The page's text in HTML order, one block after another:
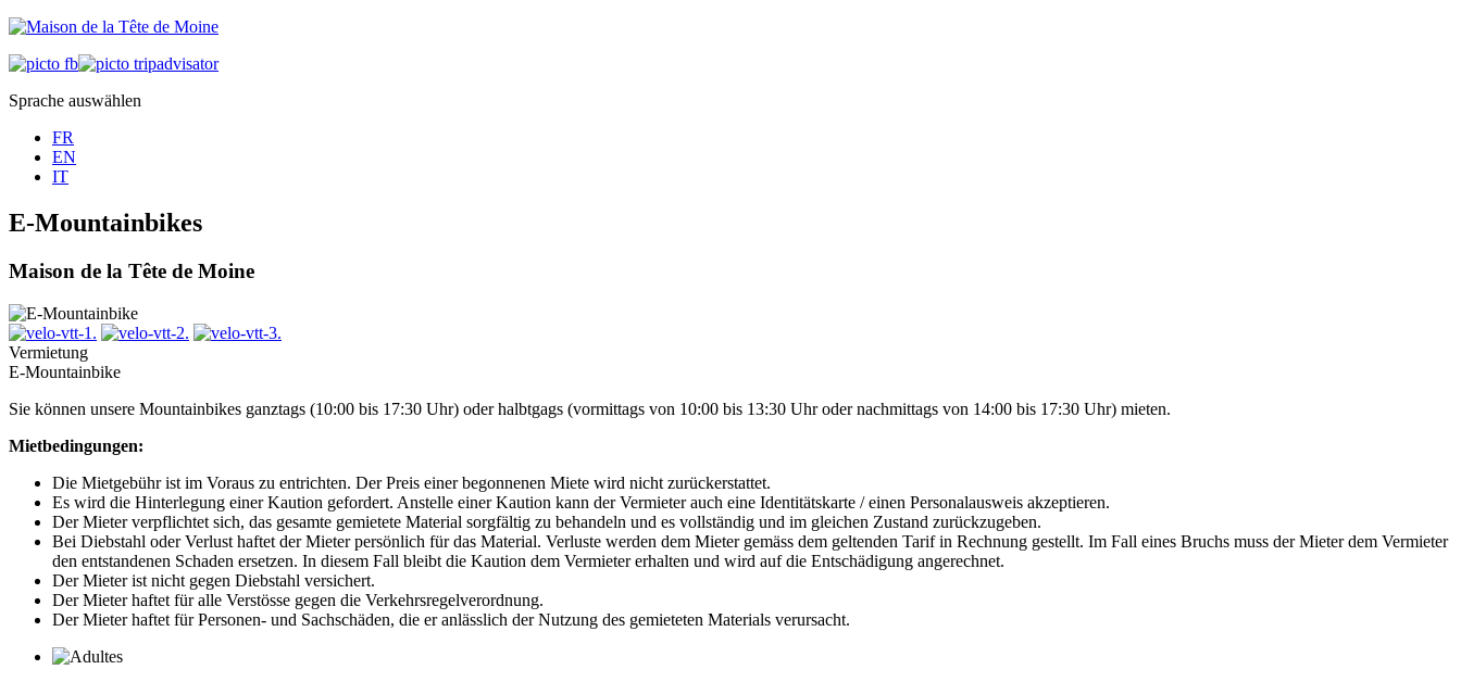
Sprache auswählen
FR
EN
IT
E-Mountainbikes
Maison de la Tête de Moine
Vermietung
E-Mountainbike
Sie können unsere Mountainbikes ganztags (10:00 bis 17:30 Uhr) oder halbtgags (vormittags von 10:00 bis 13:30 Uhr oder nachmittags von 14:00 bis 17:30 Uhr) mieten.
Mietbedingungen:
Die Mietgebühr ist im Voraus zu entrichten. Der Preis einer begonnenen Miete wird nicht zurückerstattet.
Es wird die Hinterlegung einer Kaution gefordert. Anstelle einer Kaution kann der Vermieter auch eine Identitätskarte / einen Personalausweis akzeptieren.
Der Mieter verpflichtet sich, das gesamte gemietete Material sorgfältig zu behandeln und es vollständig und im gleichen Zustand zurückzugeben.
Bei Diebstahl oder Verlust haftet der Mieter persönlich für das Material. Verluste werden dem Mieter gemäss dem geltenden Tarif in Rechnung gestellt. Im Fall eines Bruchs muss der Mieter dem Vermieter
den entstandenen Schaden ersetzen. In diesem Fall bleibt die Kaution dem Vermieter erhalten und wird auf die Entschädigung angerechnet.
Der Mieter ist nicht gegen Diebstahl versichert.
Der Mieter haftet für alle Verstösse gegen die Verkehrsregelverordnung.
Der Mieter haftet für Personen- und Sachschäden, die er anlässlich der Nutzung des gemieteten Materials verursacht.